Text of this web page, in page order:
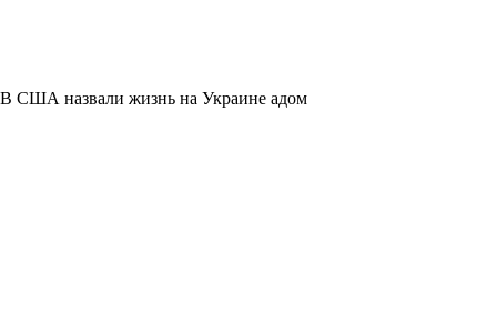
В США назвали жизнь на Украине адом